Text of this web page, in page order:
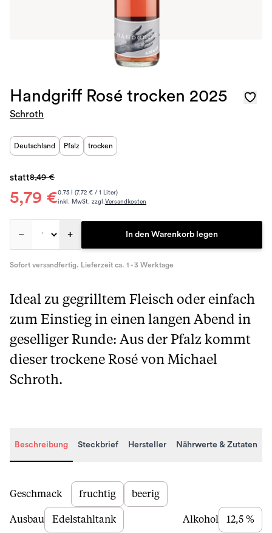
Handgriff Rosé trocken 2025
Schroth
Deutschland Pfalz trocken
5,79 €
statt8,49 €
0.75 l (7.72 € / 1 Liter)
inkl. MwSt. zzgl.Versandkosten
– + In den Warenkorb legen
Sofort versandfertig. Lieferzeit ca. 1 - 3 Werktage
Ideal zu gegrilltem Fleisch oder einfach
zum Einstieg in einen langen Abend in
geselliger Runde: Aus der Pfalz kommt
dieser trockene Rosé von Michael
Schroth.
Beschreibung Steckbrief Hersteller Nährwerte & Zutaten
Beschreibung
Geschmack fruchtig beerig
Ausbau Edelstahltank Alkohol 12,5 %